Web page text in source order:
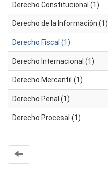
Derecho Constitucional (1)
Derecho de la Información (1)
Derecho Fiscal (1)
Derecho Internacional (1)
Derecho Mercantil (1)
Derecho Penal (1)
Derecho Procesal (1)